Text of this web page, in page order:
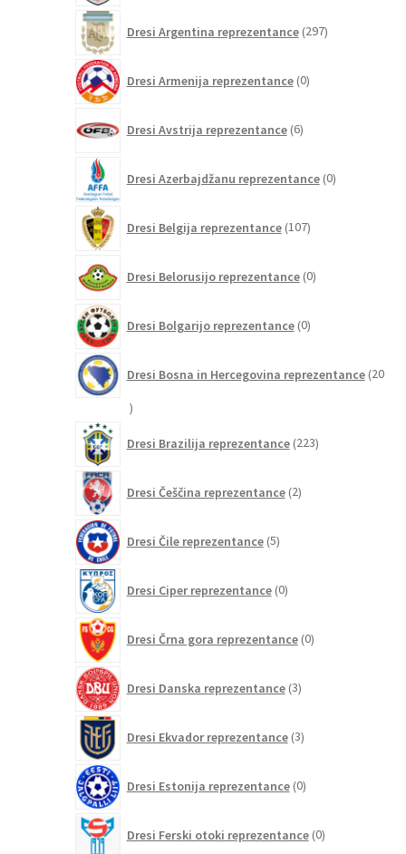
Dresi Argentina reprezentance 297izdelkov
Dresi Armenija reprezentance 0izdelkov
Dresi Avstrija reprezentance 6izdelkov
Dresi Azerbajdžanu reprezentance 0izdelkov
Dresi Belgija reprezentance 107izdelkov
Dresi Belorusijo reprezentance 0izdelkov
Dresi Bolgarijo reprezentance 0izdelkov
Dresi Bosna in Hercegovina reprezentance 20
20
Dresi Brazilija reprezentance 223izdelkov
Dresi Češčina reprezentance 2izdelka
Dresi Čile reprezentance 5izdelkov
Dresi Ciper reprezentance 0izdelkov
Dresi Črna gora reprezentance 0izdelkov
Dresi Danska reprezentance 3izdelki
Dresi Ekvador reprezentance 3izdelki
Dresi Estonija reprezentance 0izdelkov
Dresi Ferski otoki reprezentance 0izdelkov